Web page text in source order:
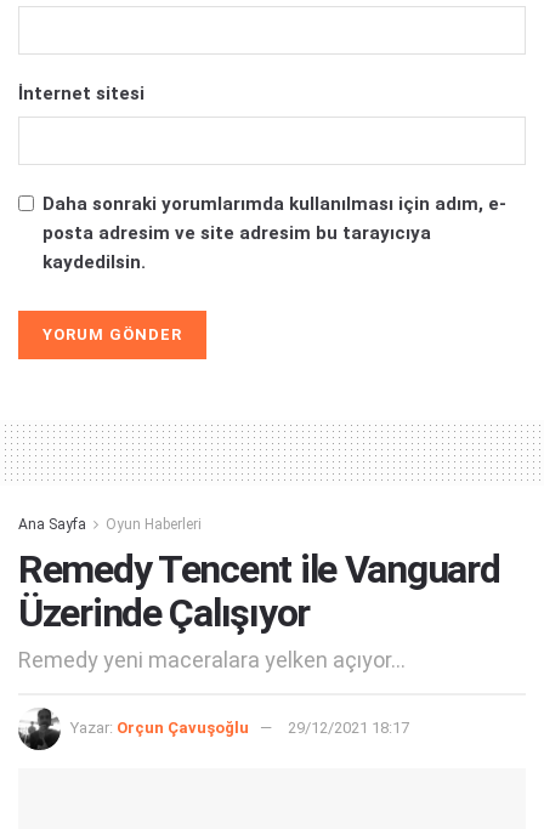
İnternet sitesi
Daha sonraki yorumlarımda kullanılması için adım, e-
posta adresim ve site adresim bu tarayıcıya
kaydedilsin.
Ana Sayfa Oyun Haberleri
Remedy Tencent ile Vanguard
Üzerinde Çalışıyor
Remedy yeni maceralara yelken açıyor...
Yazar: Orçun Çavuşoğlu 29/12/2021 18:17